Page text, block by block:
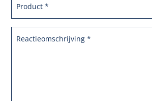
Product *
Reactieomschrijving *